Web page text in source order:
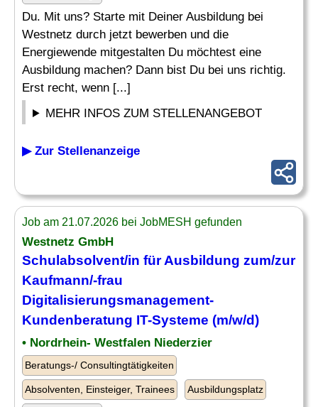
Du. Mit uns? Starte mit Deiner Ausbildung bei
Westnetz durch jetzt bewerben und die
Energiewende mitgestalten Du möchtest eine
Ausbildung machen? Dann bist Du bei uns richtig.
Erst recht, wenn [...]
MEHR INFOS ZUM STELLENANGEBOT
▶ Zur Stellenanzeige
Job am 21.07.2026 bei JobMESH gefunden
Westnetz GmbH
Schulabsolvent/in für Ausbildung zum/zur
Kaufmann/-frau
Digitalisierungsmanagement-
Kundenberatung IT-Systeme (m/w/d)
• Nordrhein- Westfalen Niederzier
Beratungs-/ Consultingtätigkeiten
Absolventen, Einsteiger, Trainees Ausbildungsplatz